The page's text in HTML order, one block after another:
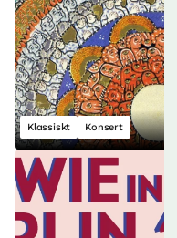
Klassiskt Konsert